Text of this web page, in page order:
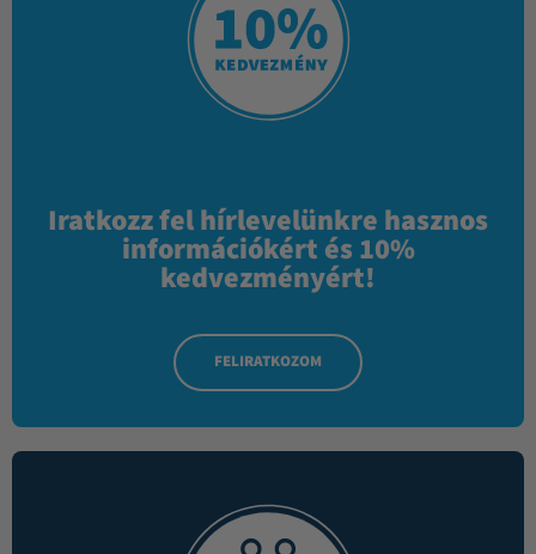
Iratkozz fel hírlevelünkre hasznos
információkért és 10%
kedvezményért!
FELIRATKOZOM